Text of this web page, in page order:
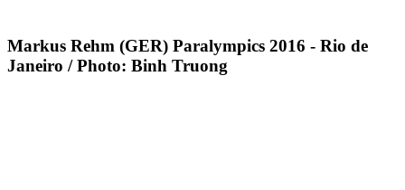
Markus Rehm (GER) Paralympics 2016 - Rio de
Janeiro / Photo: Binh Truong